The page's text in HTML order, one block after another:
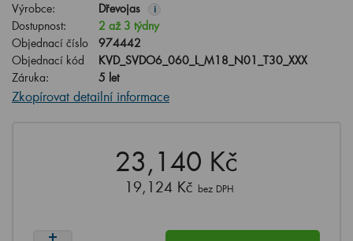
Výrobce: Dřevojas i
Dostupnost:
2 až 3 týdny
Objednací číslo
974442
Objednací kód
KVD_SVDO6_060_L_M18_N01_T30_XXX
Záruka:
5 let
Zkopírovat detailní informace
23,140 Kč
19,124 Kč bez DPH